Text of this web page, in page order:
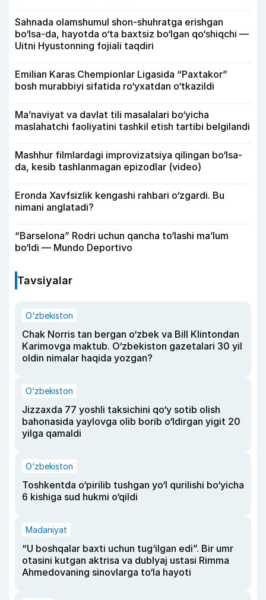
Sahnada olamshumul shon-shuhratga erishgan
bo‘lsa-da, hayotda o‘ta baxtsiz bo‘lgan qo‘shiqchi —
Uitni Hyustonning fojiali taqdiri
Emilian Karas Chempionlar Ligasida “Paxtakor”
bosh murabbiyi sifatida ro‘yxatdan o‘tkazildi
Ma’naviyat va davlat tili masalalari bo‘yicha
maslahatchi faoliyatini tashkil etish tartibi belgilandi
Mashhur filmlardagi improvizatsiya qilingan bo‘lsa-
da, kesib tashlanmagan epizodlar (video)
Eronda Xavfsizlik kengashi rahbari o‘zgardi. Bu
nimani anglatadi?
“Barselona” Rodri uchun qancha to‘lashi ma’lum
bo‘ldi — Mundo Deportivo
Tavsiyalar
O‘zbekiston
Chak Norris tan bergan o‘zbek va Bill Klintondan
Karimovga maktub. O‘zbekiston gazetalari 30 yil
oldin nimalar haqida yozgan?
O‘zbekiston
Jizzaxda 77 yoshli taksichini qo‘y sotib olish
bahonasida yaylovga olib borib o‘ldirgan yigit 20
yilga qamaldi
O‘zbekiston
Toshkentda o‘pirilib tushgan yo‘l qurilishi bo‘yicha
6 kishiga sud hukmi o‘qildi
Madaniyat
“U boshqalar baxti uchun tug‘ilgan edi”. Bir umr
otasini kutgan aktrisa va dublyaj ustasi Rimma
Ahmedovaning sinovlarga to‘la hayoti